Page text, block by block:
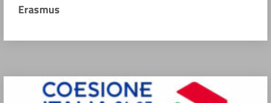
Erasmus